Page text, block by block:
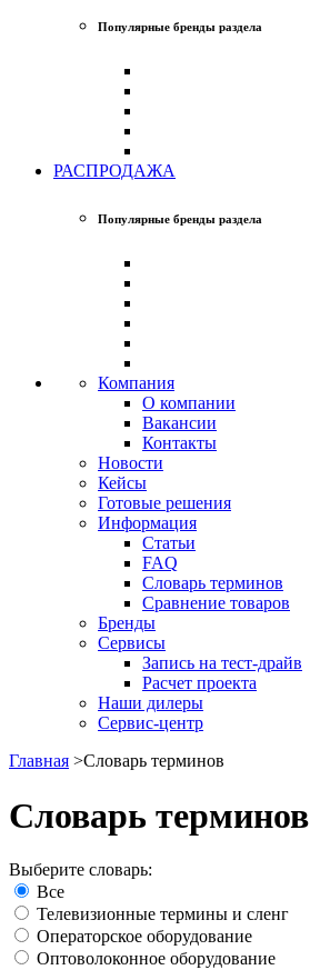
Популярные бренды раздела
РАСПРОДАЖА
Популярные бренды раздела
Компания
О компании
Вакансии
Контакты
Новости
Кейсы
Готовые решения
Информация
Статьи
FAQ
Словарь терминов
Сравнение товаров
Бренды
Сервисы
Запись на тест-драйв
Расчет проекта
Наши дилеры
Сервис-центр
Главная >Словарь терминов
Словарь терминов
Выберите словарь:
Все
Телевизионные термины и сленг
Операторское оборудование
Оптоволоконное оборудование